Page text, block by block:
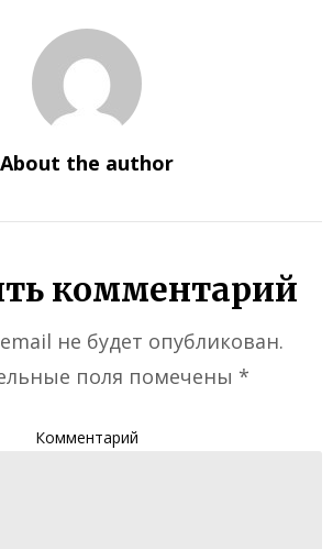
About the author
комментарий
не будет опубликован.
поля помечены *
Комментарий